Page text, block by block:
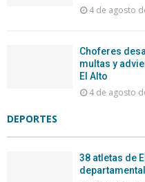
4 de agosto
Choferes
multas y
El Alto
4 de agosto
DEPORTES
38 atletas de